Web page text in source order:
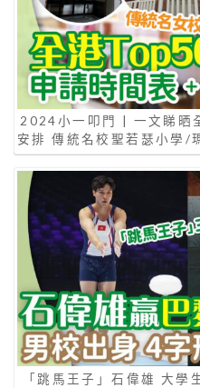
2024小一叩門 | 一文睇晒
安排 傳統名校聖若瑟小學/
「跳馬王子」石偉雄 大學